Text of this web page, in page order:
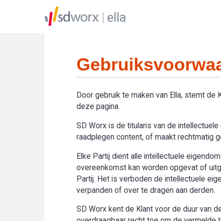
ella
Door gebruik te maken van Ella, stemt
deze pagina.
SD Worx is de titularis van de
raadplegen content, of maakt rechtmatig
Elke Partij dient alle intellectuele
overeenkomst kan worden opgevat of
Partij. Het is verboden de intellectuele
verpanden of over te dragen aan derden.
SD Worx kent de Klant voor de duur van